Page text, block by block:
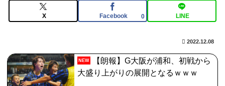
【FGO】再臨状態でバフ受けれる受けれないが困る
【FGO】金時といい勝負。クーフーリン・オルタ強化み
んなの反応まとめ
X Facebook 0 LINE
2022.12.08
NEW
【朗報】G大阪が浦和、初戦から
大盛り上がりの展開となるｗｗｗ